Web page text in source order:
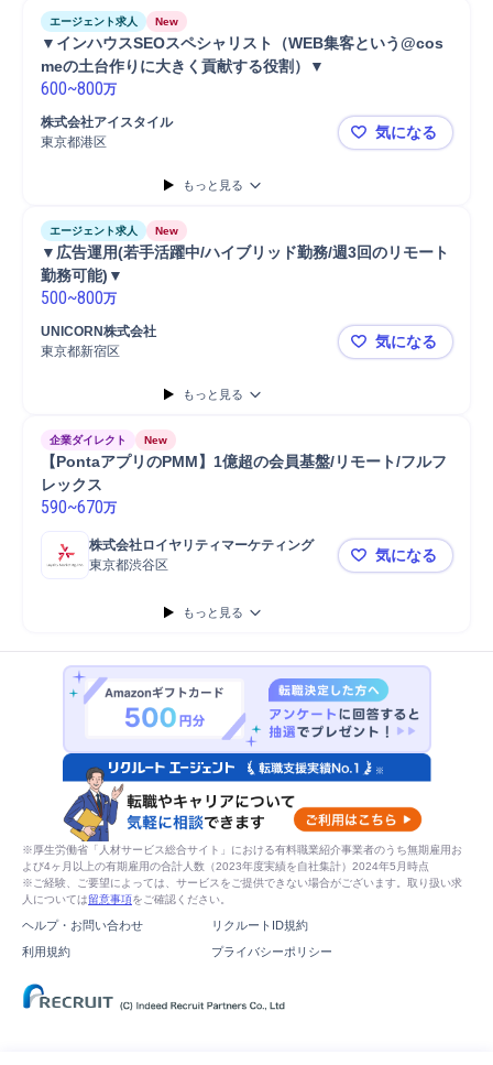
エージェント求人 New
▼インハウスSEOスペシャリスト（WEB集客という@cos
meの土台作りに大きく貢献する役割）▼
600~800万
株式会社アイスタイル
東京都港区
▼インハウ
気になる
もっと見る
エージェント求人 New
▼広告運用(若手活躍中/ハイブリッド勤務/週3回のリモート
勤務可能)▼
500~800万
UNICORN株式会社
東京都新宿区
▼広告運用(
気になる
もっと見る
企業ダイレクト New
【PontaアプリのPMM】1億超の会員基盤/リモート/フルフ
レックス
590~670万
株式会社ロイヤリティマーケティング
東京都渋谷区
【Pontaア
気になる
もっと見る
※厚生労働省「人材サービス総合サイト」における有料職業紹介事業者のうち無期雇用お
よび4ヶ月以上の有期雇用の合計人数（2023年度実績を自社集計）2024年5月時点
※ご経験、ご要望によっては、サービスをご提供できない場合がございます。取り扱い求
人については留意事項をご確認ください。
ヘルプ・お問い合わせ
リクルートID規約
利用規約
プライバシーポリシー